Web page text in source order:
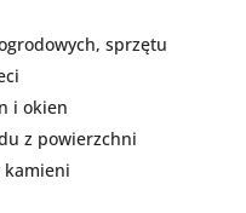
sprzętu
i okien
z powierzchni
kamieni